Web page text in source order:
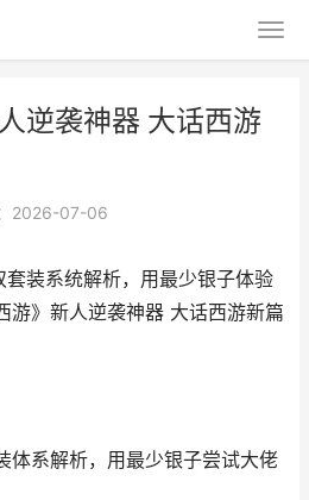
逆袭神器 大话西游
2026-07-06
装系统解析，用最少银子体验
游》新人逆袭神器 大话西游新篇
系解析，用最少银子尝试大佬